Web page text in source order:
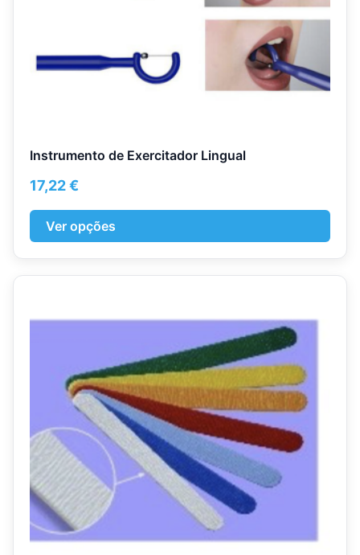
Instrumento de Exercitador Lingual
17,22€
Ver opções